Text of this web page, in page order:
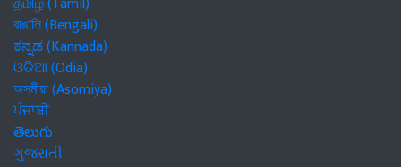
বাঙালি (Bengali)
ಕನ್ನಡ (Kannada)
ଓଡିଆ (Odia)
অসমীয়া (Asomiya)
ਪੰਜਾਬੀ
తెలుగు
ગુજરાતી